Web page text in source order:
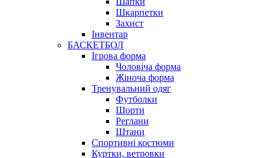
Шкарпетки
Захист
Інвентар
БАСКЕТБОЛ
Ігрова форма
Чоловіча форма
Жіноча форма
Тренувальний одяг
Футболки
Шорти
Реглани
Штани
Спортивні костюми
Куртки, ветровки